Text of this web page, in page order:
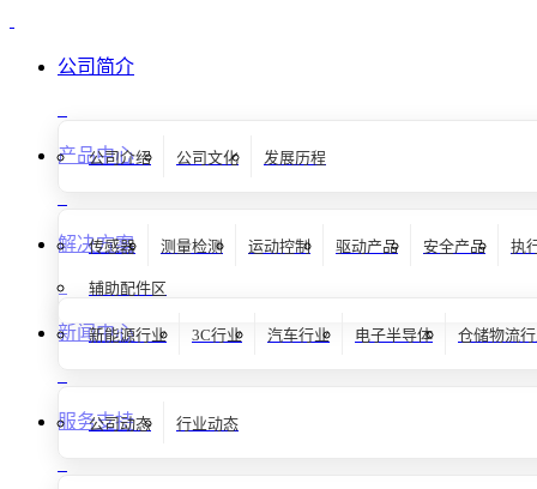
公司简介
公司介绍 公司文化 发展历程
产品中心
传感器 测量检测 运动控制 驱动产品 安全产品 执
辅助配件区
解决方案
新能源行业 3C行业 汽车行业 电子半导体 仓储物流
新闻中心
公司动态 行业动态
服务支持